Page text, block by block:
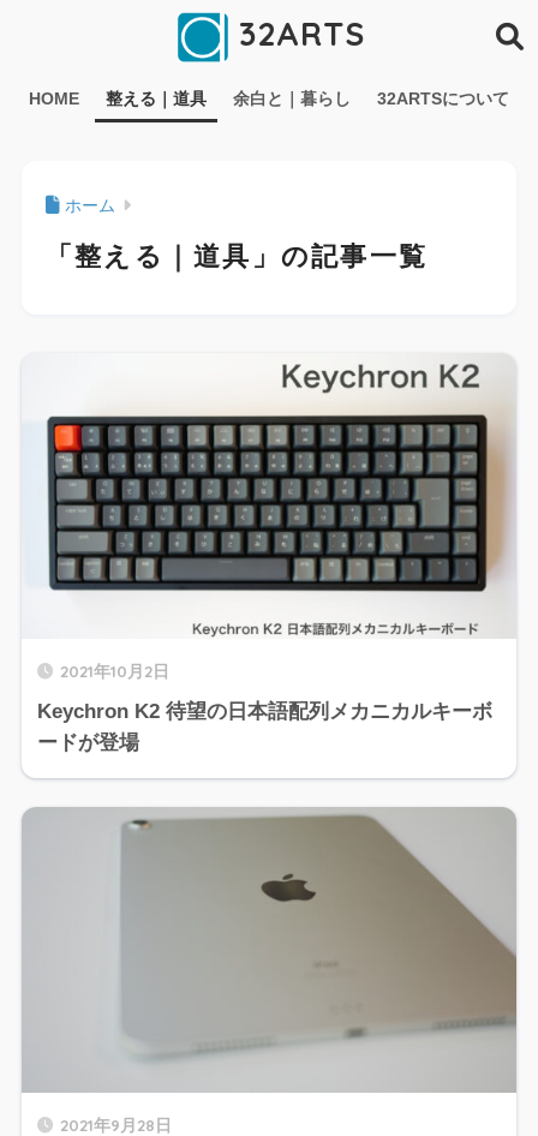
32ARTS
HOME 整える｜道具 余白と｜暮らし 32ARTSについて
ホーム
「整える｜道具」の記事一覧
2021年10月2日
Keychron K2 待望の日本語配列メカニカルキーボ
ードが登場
2021年9月28日